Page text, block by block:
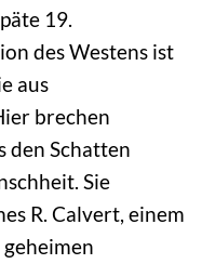
19.
des Westens ist
aus
brechen
den Schatten
Sie
R. Calvert, einem